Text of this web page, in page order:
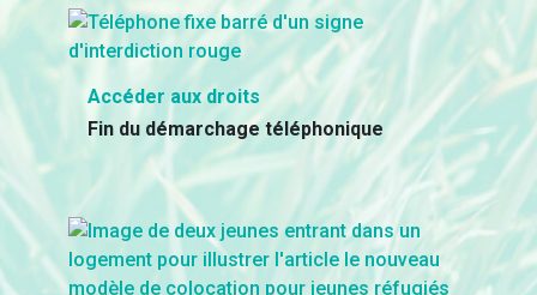
Accéder aux droits
Fin du démarchage téléphonique